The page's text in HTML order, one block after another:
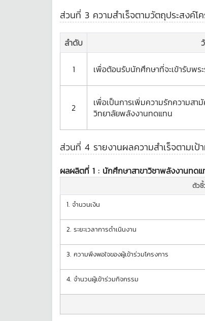
ส่วนที่ 3 ความสำเร็จตามวัตถุประสงค์โ
ลำดับ
1 เพื่อต้อนรับนักศึกษาที่จะเข้ารับพ
2
เพื่อเป็นการเพิ่มความรักความสา
วิทยาลัยพลังงานทดแทน
ส่วนที่ 4 รายงานผลความสำเร็จตามเป้
ผลผลิตที่ 1 : นักศึกษาสาขาวิชาพลังงานทด
ตัว
1. จำนวนเงิน
2. ระยะเวลาการดำเนินงาน
3. ความพึงพอใจของผู้เข้าร่วมโครงการ
4. จำนวนผู้เข้าร่วมกิจกรรม